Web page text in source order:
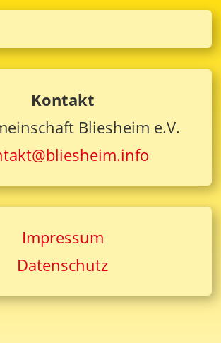
Kontakt
Bliesheim e.V.
Impressum
Datenschutz